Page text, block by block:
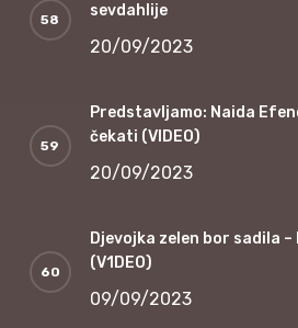
sevdahlije
20/09/2023
Predstavljamo: Naida
čekati (VIDEO)
20/09/2023
Djevojka zelen bor sadila –
(V1DEO)
09/09/2023